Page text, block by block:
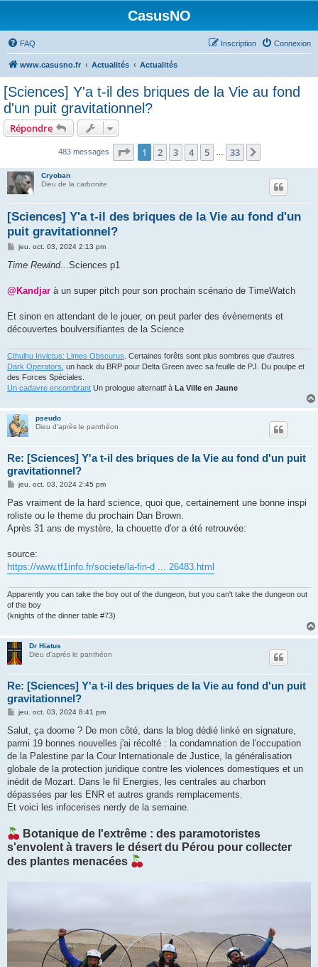
CasusNO
FAQ Connexion
Inscription
www.casusno.fr Actualités Actualités
[Sciences] Y'a t-il des briques de la Vie au fond
d'un puit gravitationnel?
Répondre
483 messages Page 1sur33
1 2 3 4 5 33
Cryoban
Dieu de la carbonite
[Sciences] Y'a t-il des briques de la Vie au fond d'un
puit gravitationnel?
M
s
g
jeu. oct. 03, 2024 2:13 pm
Time Rewind...Sciences p1
@Kandjar à un super pitch pour son prochain scénario de TimeWatch
Et sinon en attendant de le jouer, on peut parler des évènements et
découvertes boulversifiantes de la Science
Cthulhu Invictus: Limes Obscurus . Certaines forêts sont plus sombres que d'autres
Dark Operators , un hack du BRP pour Delta Green avec sa feuille de PJ. Du poulpe et
des Forces Spéciales.
Un cadavre encombrant Un prologue alternatif à La Ville en Jaune
pseudo
Dieu d'après le panthéon
Re: [Sciences] Y'a t-il des briques de la Vie au fond d'un puit
gravitationnel?
M
s
a
g
jeu. oct. 03, 2024 2:45 pm
Pas vraiment de la hard science, quoi que, certainement une bonne inspi
roliste ou le theme du prochain Dan Brown.
Après 31 ans de mystère, la chouette d'or a été retrouvée:
source:
https://www.tf1info.fr/societe/la-fin-d ... 26483.html
Apparently you can take the boy out of the dungeon, but you can't take the dungeon out
of the boy
(knights of the dinner table #73)
Dr Hiatus
Dieu d'après le panthéon
Re: [Sciences] Y'a t-il des briques de la Vie au fond d'un puit
gravitationnel?
M
s
a
g
jeu. oct. 03, 2024 8:41 pm
Salut, ça doome ? De mon côté, dans la blog dédié linké en signature,
parmi 19 bonnes nouvelles j'ai récolté : la condamnation de l'occupation
de la Palestine par la Cour Internationale de Justice, la généralisation
globale de la protection juridique contre les violences domestiques et un
inédit de Mozart. Dans le fil Energies, les centrales au charbon
dépassées par les ENR et autres grands remplacements.
Et voici les infocerises nerdy de la semaine.
Botanique de l'extrême : des paramotoristes
s'envolent à travers le désert du Pérou pour collecter
des plantes menacées